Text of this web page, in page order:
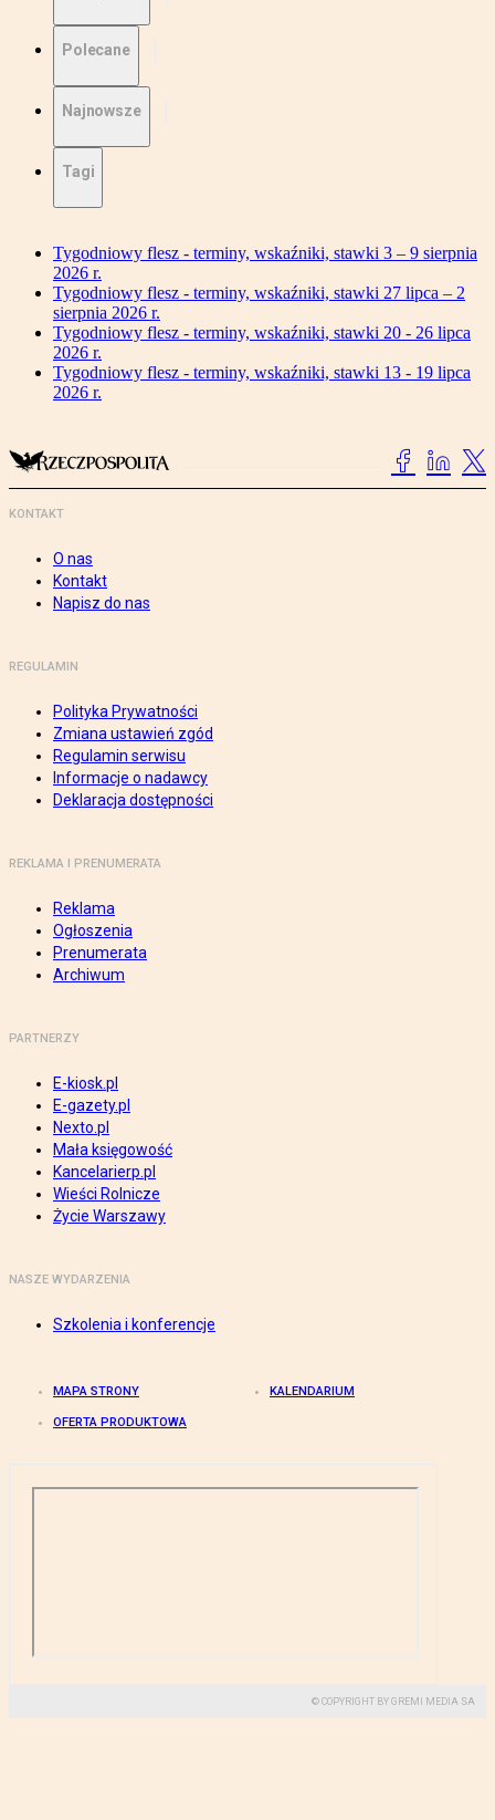
Polecane
Najnowsze
Tagi
Tygodniowy flesz - terminy, wskaźniki, stawki 3 – 9 sierpnia
2026 r.
Tygodniowy flesz - terminy, wskaźniki, stawki 27 lipca – 2
sierpnia 2026 r.
Tygodniowy flesz - terminy, wskaźniki, stawki 20 - 26 lipca
2026 r.
Tygodniowy flesz - terminy, wskaźniki, stawki 13 - 19 lipca
2026 r.
KONTAKT
O nas
Kontakt
Napisz do nas
REGULAMIN
Polityka Prywatności
Zmiana ustawień zgód
Regulamin serwisu
Informacje o nadawcy
Deklaracja dostępności
REKLAMA I PRENUMERATA
Reklama
Ogłoszenia
Prenumerata
Archiwum
PARTNERZY
E-kiosk.pl
E-gazety.pl
Nexto.pl
Mała księgowość
Kancelarierp.pl
Wieści Rolnicze
Życie Warszawy
NASZE WYDARZENIA
Szkolenia i konferencje
MAPA STRONY KALENDARIUM
OFERTA PRODUKTOWA
© COPYRIGHT BY GREMI MEDIA SA